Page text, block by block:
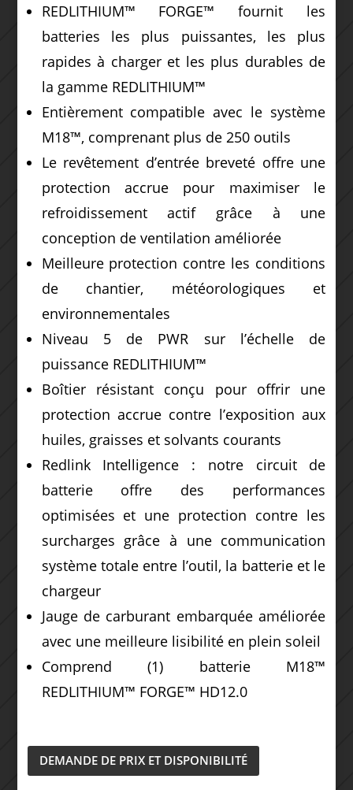
REDLITHIUM™ FORGE™ fournit les
batteries les plus puissantes, les plus
rapides à charger et les plus durables de
la gamme REDLITHIUM™
Entièrement compatible avec le système
M18™, comprenant plus de 250 outils
Le revêtement d’entrée breveté offre une
protection accrue pour maximiser le
refroidissement actif grâce à une
conception de ventilation améliorée
Meilleure protection contre les conditions
de chantier, météorologiques et
environnementales
Niveau 5 de PWR sur l’échelle de
puissance REDLITHIUM™
Boîtier résistant conçu pour offrir une
protection accrue contre l’exposition aux
huiles, graisses et solvants courants
Redlink Intelligence : notre circuit de
batterie offre des performances
optimisées et une protection contre les
surcharges grâce à une communication
système totale entre l’outil, la batterie et le
chargeur
Jauge de carburant embarquée améliorée
avec une meilleure lisibilité en plein soleil
Comprend (1) batterie M18™
REDLITHIUM™ FORGE™ HD12.0
DEMANDE DE PRIX ET DISPONIBILITÉ